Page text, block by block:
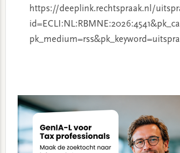
https://deeplink.rechtspraak.nl/
Sidebar